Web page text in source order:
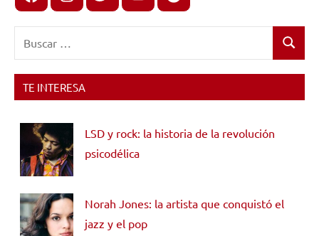
Buscar
TE INTERESA
LSD y rock: la historia de la revolución
psicodélica
Norah Jones: la artista que conquistó el
jazz y el pop